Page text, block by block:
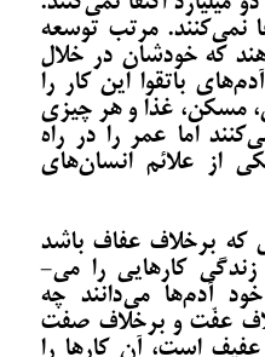
نمی­‌کنند. مرتب توسعه
که خودشان در خلال
باتقوا این کار را
مسکن، غذا و هر چیزی
اما عمر را در راه
از علائم انسان‌های
که برخلاف عفاف باشد
انجام نمی­‌دهند. انسان‌ها در زندگی کارهایی را می‌­
آدم‌ها می­‌دانند چه
عفّت و برخلاف صفت
است، آن کارها را